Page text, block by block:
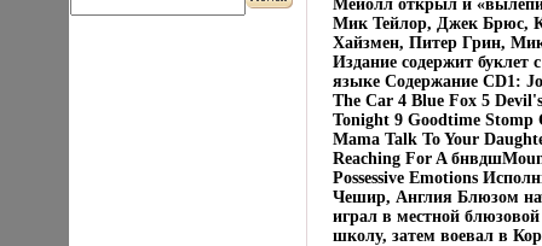
Мейолл открыл и
Мик Тейлор, Джек Брюс,
Хайзмен, Питер Грин,
Издание содержит
языке Содержание CD1:
The Car 4 Blue Fox 5
Tonight 9 Goodtime Stomp
Mama Talk To Your
Reaching For A
Possessive Emotions
Чешир, Англия Блюзом
играл в местной
школу, затем воевал в